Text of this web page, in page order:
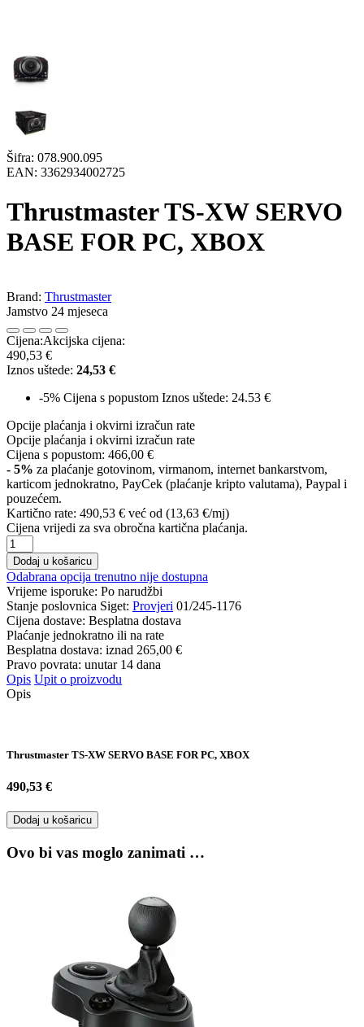
Šifra: 078.900.095
EAN: 3362934002725
Thrustmaster TS-XW SERVO
BASE FOR PC, XBOX
Brand: Thrustmaster
Jamstvo 24 mjeseca
Cijena:Akcijska cijena:
490,53 €
Iznos uštede: 24,53 €
-5% Cijena s popustom Iznos uštede: 24.53 €
Opcije plaćanja i okvirni izračun rate
Opcije plaćanja i okvirni izračun rate
Cijena s popustom: 466,00 €
- 5% za plaćanje gotovinom, virmanom, internet bankarstvom,
karticom jednokratno, PayCek (plaćanje kripto valutama), Paypal i
pouzećem.
Kartično rate: 490,53 € već od (13,63 €/mj)
Cijena vrijedi za sva obročna kartična plaćanja.
Dodaj u košaricu
Odabrana opcija trenutno nije dostupna
Vrijeme isporuke: Po narudžbi
Stanje poslovnica Siget: Provjeri 01/245-1176
Cijena dostave: Besplatna dostava
Plaćanje jednokratno ili na rate
Besplatna dostava: iznad 265,00 €
Pravo povrata: unutar 14 dana
Opis Upit o proizvodu
Opis
Thrustmaster TS-XW SERVO BASE FOR PC, XBOX
490,53 €
Dodaj u košaricu
Ovo bi vas moglo zanimati …